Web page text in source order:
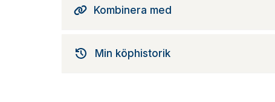
Kombinera med
Min köphistorik